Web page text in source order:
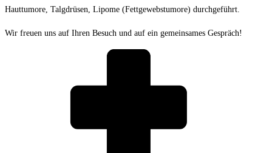
Hauttumore, Talgdrüsen, Lipome (Fettgewebstumore) durchgeführt.
Wir freuen uns auf Ihren Besuch und auf ein gemeinsames Gespräch!